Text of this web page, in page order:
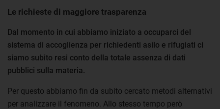
Le richieste di maggiore trasparenza
Dal momento in cui abbiamo iniziato a occuparci del
sistema di accoglienza per richiedenti asilo e rifugiati ci
siamo subito resi conto della totale assenza di dati
pubblici sulla materia.
Per questo abbiamo fin da subito cercato metodi alternativi
per analizzare il fenomeno. Allo stesso tempo però